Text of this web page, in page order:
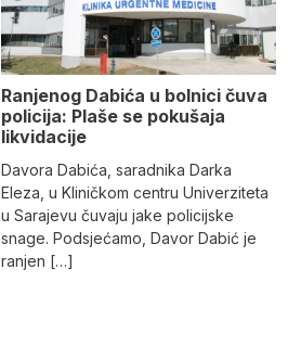
Ranjenog Dabića u bolnici čuva
policija: Plaše se pokušaja
likvidacije
Davora Dabića, saradnika Darka
Eleza, u Kliničkom centru Univerziteta
u Sarajevu čuvaju jake policijske
snage. Podsjećamo, Davor Dabić je
ranjen […]